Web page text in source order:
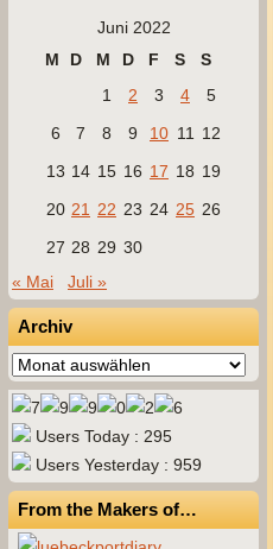
Juni 2022
M
D M D F S
S
1
2 3 4
5
6
7 8 9 10 11
12
13 14 15 16 17 18 19
20 21 22 23 24 25 26
27 28 29 30
« Mai
Juli »
Archiv
Archiv
Users Today : 295
Users Yesterday : 959
From the Makers of…